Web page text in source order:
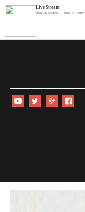
Live Stream
Share on Facebook Share on Twitter